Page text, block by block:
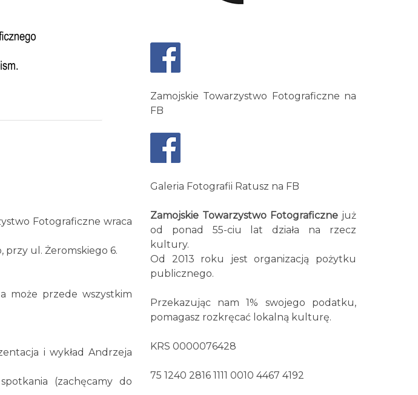
Fotograficzne wraca
przy ul. Żeromskiego 6.
może przede wszystkim
i wykład Andrzeja
(zachęcamy do
Zamojskie Towarzystwo Fotograficzne na
FB
Galeria Fotografii Ratusz na FB
Zamojskie Towarzystwo Fotograficzne już
od ponad 55-ciu lat działa na rzecz
kultury.
Od 2013 roku jest organizacją pożytku
publicznego.
Przekazując nam 1% swojego podatku,
pomagasz rozkręcać lokalną kulturę.
KRS 0000076428
75 1240 2816 1111 0010 4467 4192